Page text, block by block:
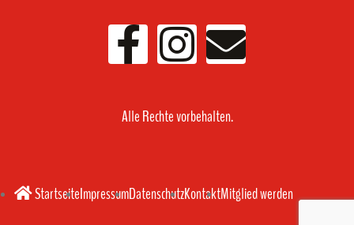
Alle Rechte vorbehalten.
StartseiteImpressumDatenschutzKontaktMitglied werden